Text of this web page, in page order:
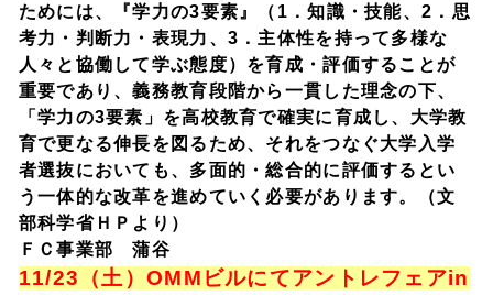
ためには、『学力の3要素』（1．知識・技能、2．思
考力・判断力・表現力、3．主体性を持って多様な
人々と協働して学ぶ態度）を育成・評価することが
重要であり、義務教育段階から一貫した理念の下、
「学力の3要素」を高校教育で確実に育成し、大学教
育で更なる伸長を図るため、それをつなぐ大学入学
者選抜においても、多面的・総合的に評価するとい
う一体的な改革を進めていく必要があります。（文
部科学省ＨＰより）
ＦＣ事業部 蒲谷
11/23（土）OMMビルにてアントレフェアin